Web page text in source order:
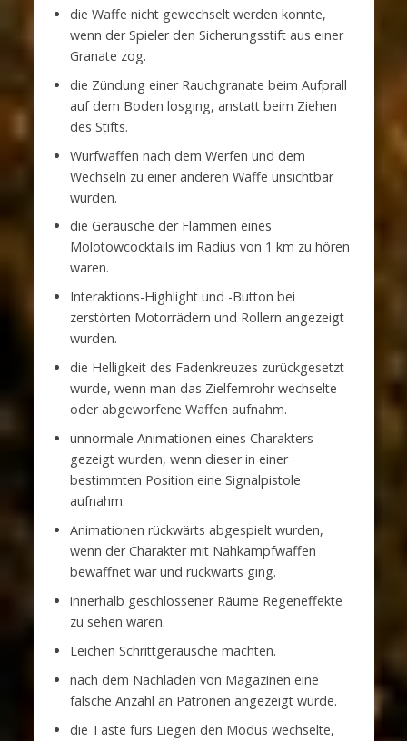
die Waffe nicht gewechselt werden konnte,
wenn der Spieler den Sicherungsstift aus einer
Granate zog.
die Zündung einer Rauchgranate beim Aufprall
auf dem Boden losging, anstatt beim Ziehen
des Stifts.
Wurfwaffen nach dem Werfen und dem
Wechseln zu einer anderen Waffe unsichtbar
wurden.
die Geräusche der Flammen eines
Molotowcocktails im Radius von 1 km zu hören
waren.
Interaktions-Highlight und -Button bei
zerstörten Motorrädern und Rollern angezeigt
wurden.
die Helligkeit des Fadenkreuzes zurückgesetzt
wurde, wenn man das Zielfernrohr wechselte
oder abgeworfene Waffen aufnahm.
unnormale Animationen eines Charakters
gezeigt wurden, wenn dieser in einer
bestimmten Position eine Signalpistole
aufnahm.
Animationen rückwärts abgespielt wurden,
wenn der Charakter mit Nahkampfwaffen
bewaffnet war und rückwärts ging.
innerhalb geschlossener Räume Regeneffekte
zu sehen waren.
Leichen Schrittgeräusche machten.
nach dem Nachladen von Magazinen eine
falsche Anzahl an Patronen angezeigt wurde.
die Taste fürs Liegen den Modus wechselte,